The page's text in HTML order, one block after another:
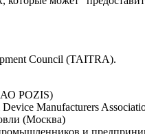
Council (TAITRA).
POZIS)
Manufacturers
(Москва)
и